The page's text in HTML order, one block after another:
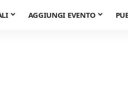
AGGIUNGI EVENTO